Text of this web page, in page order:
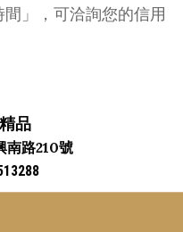
」，可洽詢您的信用
品
南路210號